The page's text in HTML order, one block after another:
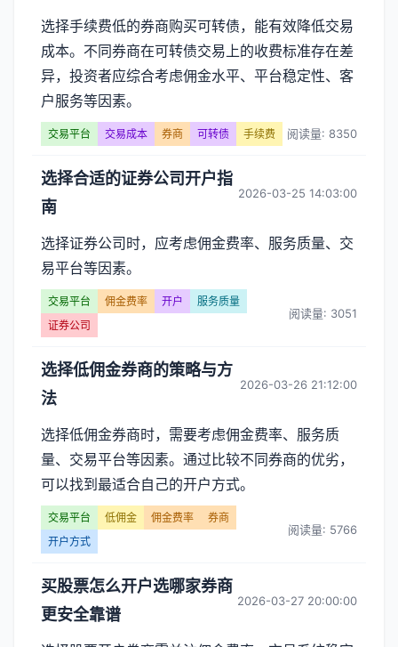
选择手续费低的券商购买可转债，能有效降低交易
成本。不同券商在可转债交易上的收费标准存在差
异，投资者应综合考虑佣金水平、平台稳定性、客
户服务等因素。
交易平台 交易成本 券商 可转债 手续费 阅读量: 8350
选择合适的证券公司开户指
南
2026-03-25 14:03:00
选择证券公司时，应考虑佣金费率、服务质量、交
易平台等因素。
交易平台 佣金费率 开户
服务质量
证券公司
阅读量: 3051
选择低佣金券商的策略与方
法
2026-03-26 21:12:00
选择低佣金券商时，需要考虑佣金费率、服务质
量、交易平台等因素。通过比较不同券商的优劣，
可以找到最适合自己的开户方式。
交易平台 低佣金 佣金费率
券商
开户方式
阅读量: 5766
买股票怎么开户选哪家券商
更安全靠谱
2026-03-27 20:00:00